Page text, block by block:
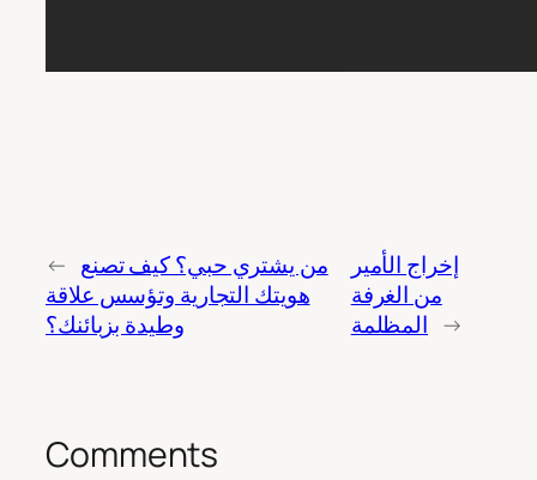
← من يشتري حبي؟ كيف تصنع
هويتك التجارية وتؤسس علاقة
وطيدة بزبائنك؟
إخراج الأمير
من الغرفة
المظلمة →
Comments